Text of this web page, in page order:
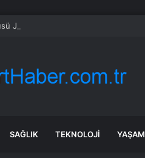
Jeff Dean’in ayrılmasıyla %5 düştü
SAĞLIK TEKNOLOJI YAŞAM